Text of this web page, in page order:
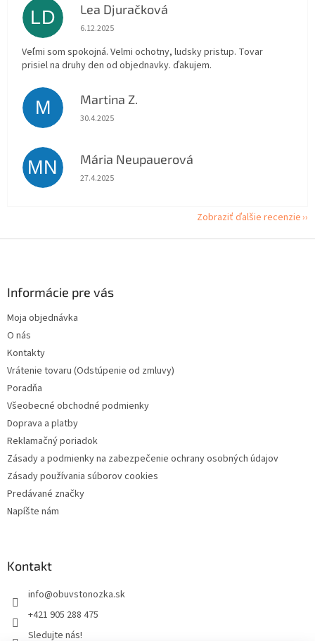
LD Lea Djuračková
Hodnotenie obchodu je 5 z 5 hviezdičiek.
6.12.2025
Veľmi som spokojná. Velmi ochotny, ludsky pristup. Tovar
prisiel na druhy den od objednavky. ďakujem.
M Martina Z.
Hodnotenie obchodu je 5 z 5 hviezdičiek.
30.4.2025
MN Mária Neupauerová
Hodnotenie obchodu je 5 z 5 hviezdičiek.
27.4.2025
Zobraziť ďalšie recenzie
Informácie pre vás
Moja objednávka
O nás
Kontakty
Vrátenie tovaru (Odstúpenie od zmluvy)
Poradňa
Všeobecné obchodné podmienky
Doprava a platby
Reklamačný poriadok
Zásady a podmienky na zabezpečenie ochrany osobných údajov
Zásady používania súborov cookies
Predávané značky
Napíšte nám
Kontakt
info@obuvstonozka.sk
+421 905 288 475
Sledujte nás!